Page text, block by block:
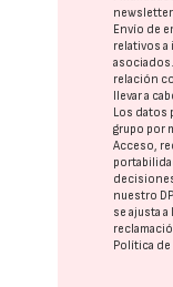
Envío de
relativos
relación
llevar a
Los datos
grupo por
Acceso,
nuestro
se ajusta
Política